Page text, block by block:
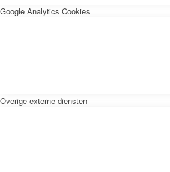
Google Analytics Cookies
Overige externe diensten